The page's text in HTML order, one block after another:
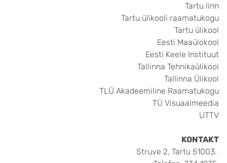
Tartu linn
Tartu ülikooli raamatukogu
Tartu ülikool
Eesti Maaülokool
Eesti Keele Instituut
Tallinna Tehnikaülikool
Tallinna Ülikool
TLÜ Akadeemiline Raamatukogu
TÜ Visuaalmeedia
UTTV
KONTAKT
Struve 2, Tartu 51003.